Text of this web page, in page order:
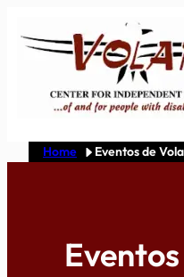
Home Eventos de